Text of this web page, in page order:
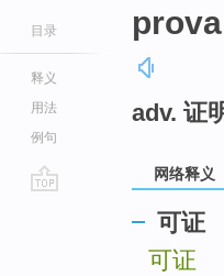
目录
释义
用法
例句
adv. 证
网络释义
可证
可证